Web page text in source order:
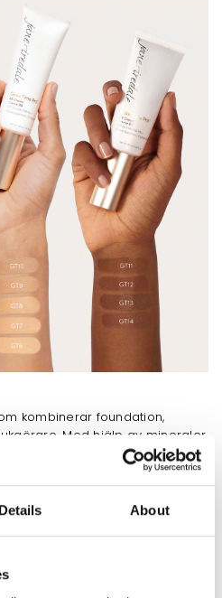
Details About
kombinerar foundation,
Med hjälp av mineraler
täcker Glow Time
döljer fina linjer. Extrakt av
lyster, tonar ut
mjuk och jämn. Glow Time